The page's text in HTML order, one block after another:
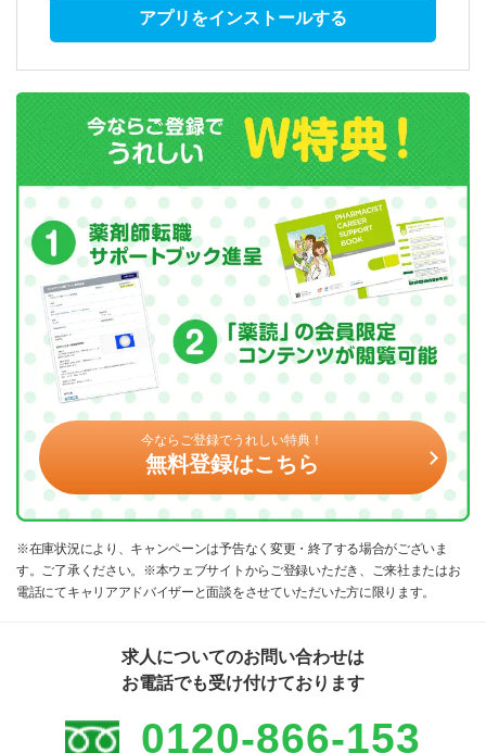
アプリをインストールする
今ならご登録でうれしい特典！
無料登録はこちら
※在庫状況により、キャンペーンは予告なく変更・終了する場合がございま
す。ご了承ください。※本ウェブサイトからご登録いただき、ご来社またはお
電話にてキャリアアドバイザーと面談をさせていただいた方に限ります。
求人についてのお問い合わせは
お電話でも受け付けております
0120-866-153